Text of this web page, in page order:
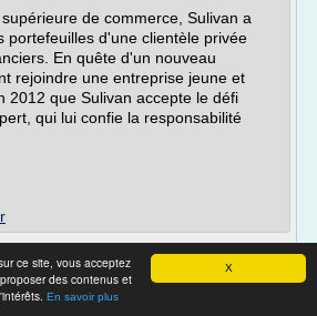
X
ce site, vous acceptez
des contenus et
En savoir plus
de commerce, Sulivan a
portefeuilles d'une clientèle privée
En quête d'un nouveau
rejoindre une entreprise jeune et
2012 que Sulivan accepte le défi
qui lui confie la responsabilité
pour fonctionnaire :
aux fonctionnaires